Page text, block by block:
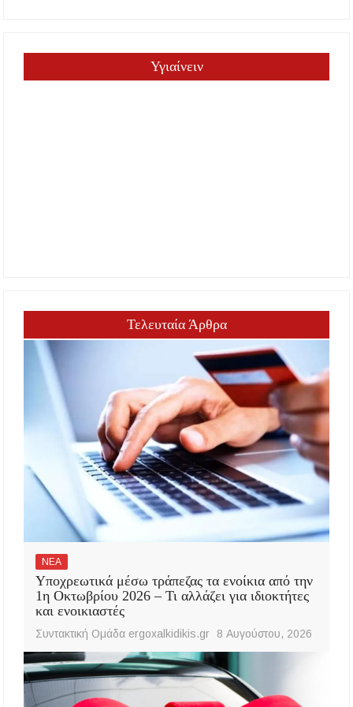
Υγιαίνειν
Τελευταία Άρθρα
ΝΕΑ
Υποχρεωτικά μέσω τράπεζας τα ενοίκια από την
1η Οκτωβρίου 2026 – Τι αλλάζει για ιδιοκτήτες
και ενοικιαστές
Συντακτική Ομάδα ergoxalkidikis.gr 8 Αυγούστου, 2026